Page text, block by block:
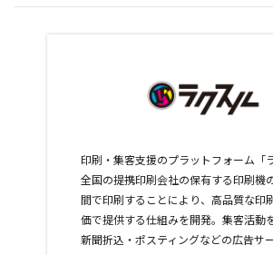
印刷・集客支援のプラットフォーム「
全国の提携印刷会社の保有する印刷機
間で印刷することにより、高品質な印
価で提供する仕組みを開発。集客活動
新聞折込・ポスティングなどの広告サ